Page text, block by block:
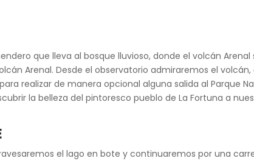
que lleva al bosque lluvioso, donde el volcán
Arenal. Desde el observatorio admiraremos el
realizar de manera opcional alguna salida al Parque
la belleza del pintoresco pueblo de La Fortuna a
el lago en bote y continuaremos por una